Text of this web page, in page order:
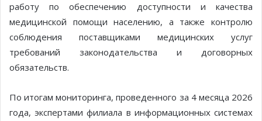
работу по обеспечению доступности и качества
медицинской помощи населению, а также контролю
соблюдения поставщиками медицинских услуг
требований законодательства и договорных
обязательств.
По итогам мониторинга, проведенного за 4 месяца 2026
года, экспертами филиала в информационных системах